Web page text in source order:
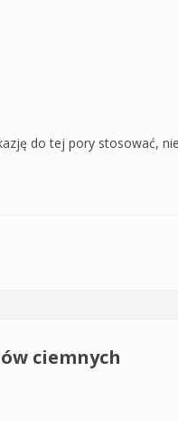
do tej pory stosować,
ciemnych